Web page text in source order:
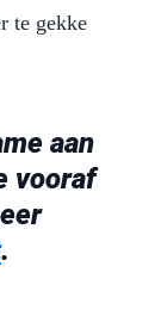
te gekke
aan
vooraf
.